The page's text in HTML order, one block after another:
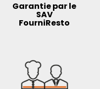
Garantie par le
SAV
FourniResto